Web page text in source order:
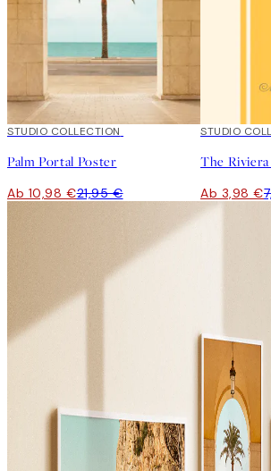
50%*
STUDIO COLLECTION
Palm Portal Poster
Ab 10,98 €21,95 €
50%*
STUDIO
The
Ab 3,98 €